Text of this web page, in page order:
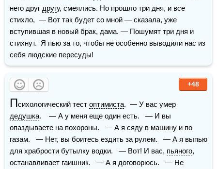
него друг другу, смеялись. Но прошло три дня, и все
стихло,  — Вот так будет со мной — сказала, уже
вступившая в новый брак, дама. — Пошумят три дня и
стихнут.  Я пью за то, чтобы не особенно выводили нас из
себя людские пересуды!
+48
Психологический тест оптимиста
дедушка.    — А у меня еще один есть.   — И вы
опаздываете на похороны.   — А я сяду в машину и по
газам.   — Нет, вы боитесь ездить за рулем.   — А я выпью
для храбрости бутылку водки.   — Вот! И вас, пьяного,
останавливает гаишник.   — А я договорюсь.   — Не